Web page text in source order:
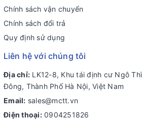
Chính sách vận chuyển
Chính sách đổi trả
Quy định sử dụng
Liên hệ với chúng tôi
Địa chỉ: LK12-8, Khu tái định cư Ngô
Đông, Thành Phố Hà Nội, Việt Nam
Email: sales@mctt.vn
Điện thoại: 0904251826